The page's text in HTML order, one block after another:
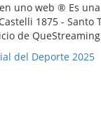
uno web ® Es
1875 - Santo
de
del Deporte 2025